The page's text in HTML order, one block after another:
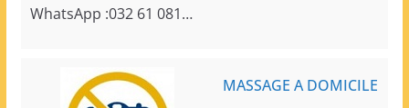
WhatsApp :032 61 081…
MASSAGE A DOMICILE